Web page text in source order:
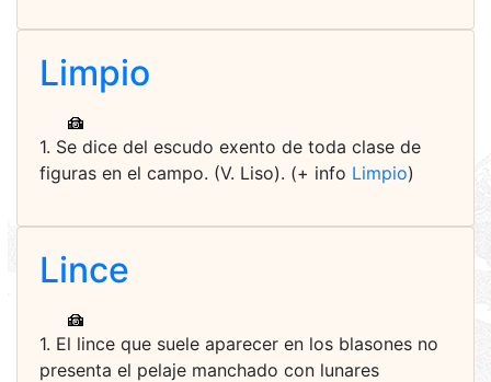
Limpio
1. Se dice del escudo exento de toda clase de
figuras en el campo. (V. Liso). (+ info Limpio)
Lince
1. El lince que suele aparecer en los blasones no
presenta el pelaje manchado con lunares